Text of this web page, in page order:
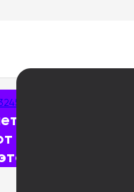
сертификаты и почему
маркетинге:
официальные
важно